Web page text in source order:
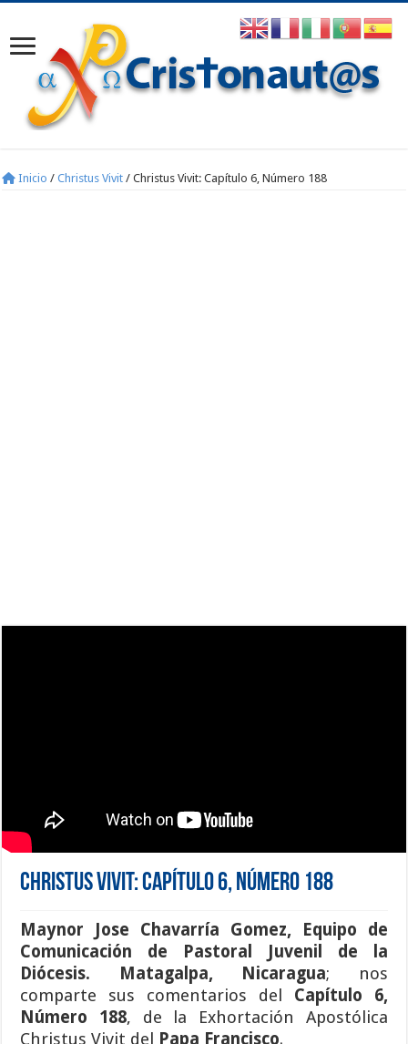
Inicio / Christus Vivit / Christus Vivit: Capítulo 6, Número 188
Christus Vivit: Capítulo 6, Número 188
Maynor Jose Chavarría Gomez, Equipo de
Comunicación de Pastoral Juvenil de la
Diócesis. Matagalpa, Nicaragua; nos
comparte sus comentarios del Capítulo 6,
Número 188, de la Exhortación Apostólica
Christus Vivit del
Papa Francisco.